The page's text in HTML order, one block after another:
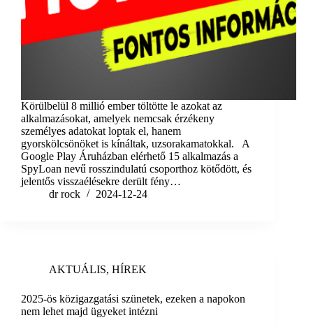
Körülbelül 8 millió ember töltötte le azokat az
alkalmazásokat, amelyek nemcsak érzékeny
személyes adatokat loptak el, hanem
gyorskölcsönöket is kínáltak, uzsorakamatokkal. A
Google Play Áruházban elérhető 15 alkalmazás a
SpyLoan nevű rosszindulatú csoporthoz kötődött, és
jelentős visszaélésekre derült fény…
dr rock
2024-12-24
AKTUÁLIS, HÍREK
2025-ös közigazgatási szünetek, ezeken a napokon
nem lehet majd ügyeket intézni